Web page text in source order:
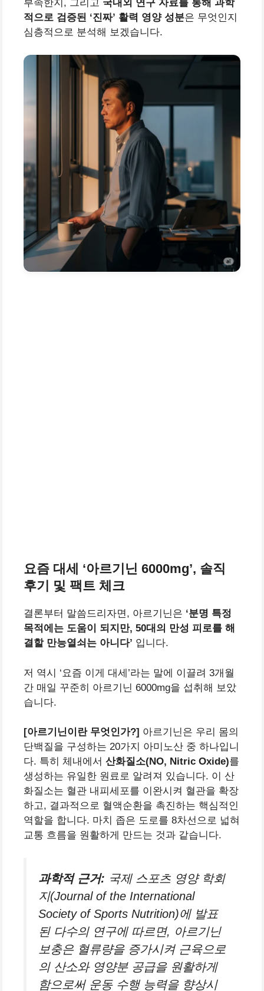
부족한지, 그리고 국내외 연구 자료를 통해 과학
적으로 검증된 ‘진짜’ 활력 영양 성분은 무엇인지
심층적으로 분석해 보겠습니다.
요즘 대세 ‘아르기닌 6000mg’, 솔직
후기 및 팩트 체크
결론부터 말씀드리자면, 아르기닌은 ‘분명 특정
목적에는 도움이 되지만, 50대의 만성 피로를 해
결할 만능열쇠는 아니다’ 입니다.
저 역시 ‘요즘 이게 대세’라는 말에 이끌려 3개월
간 매일 꾸준히 아르기닌 6000mg을 섭취해 보았
습니다.
[아르기닌이란 무엇인가?] 아르기닌은 우리 몸의
단백질을 구성하는 20가지 아미노산 중 하나입니
다. 특히 체내에서 산화질소(NO, Nitric Oxide)를
생성하는 유일한 원료로 알려져 있습니다. 이 산
화질소는 혈관 내피세포를 이완시켜 혈관을 확장
하고, 결과적으로 혈액순환을 촉진하는 핵심적인
역할을 합니다. 마치 좁은 도로를 8차선으로 넓혀
교통 흐름을 원활하게 만드는 것과 같습니다.
과학적 근거: 국제 스포츠 영양 학회
지(Journal of the International
Society of Sports Nutrition)에 발표
된 다수의 연구에 따르면, 아르기닌
보충은 혈류량을 증가시켜 근육으로
의 산소와 영양분 공급을 원활하게
함으로써 운동 수행 능력을 향상시